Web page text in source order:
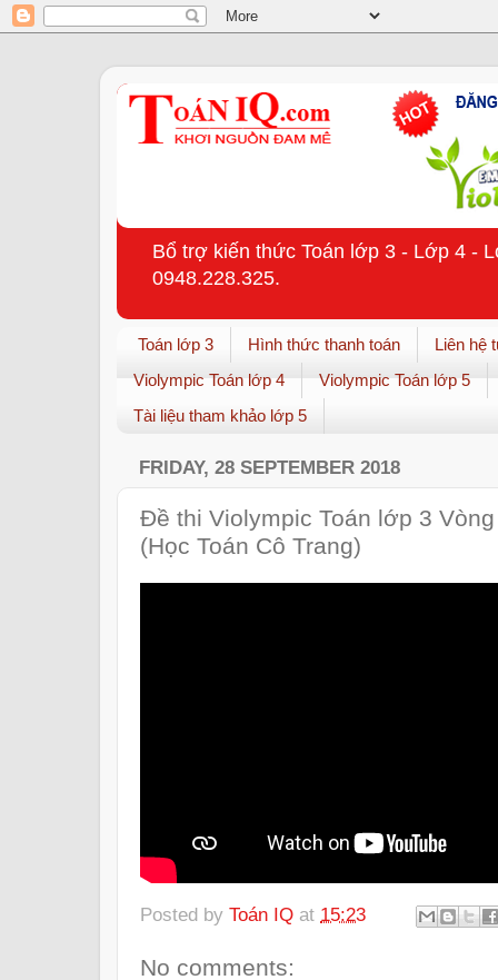
Bổ trợ kiến thức Toán lớp 3 - Lớp 4 -
0948.228.325.
Toán lớp 3 Hình thức thanh toán
Liên hệ
Violympic Toán lớp 4
Violympic Toán lớp 5
Tài liệu tham khảo lớp 5
FRIDAY, 28 SEPTEMBER 2018
Đề thi Violympic Toán lớp 3
(Học Toán Cô Trang)
Posted by Toán IQ at 15:23
No comments: